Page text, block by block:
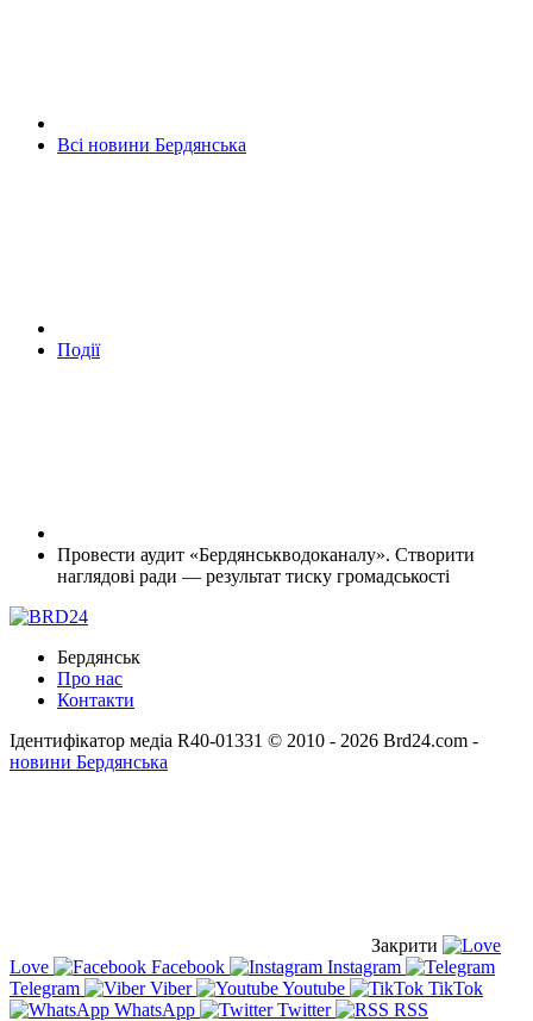
Всі новини Бердянська
Події
Провести аудит «Бердянськводоканалу». Створити
наглядові ради — результат тиску громадськості
Бердянськ
Про нас
Контакти
Ідентифікатор медіа R40-01331 © 2010 - 2026 Brd24.com -
новини Бердянська
Закрити
Love
Facebook
Instagram
Telegram
Viber Youtube
TikTok
WhatsApp
Twitter RSS